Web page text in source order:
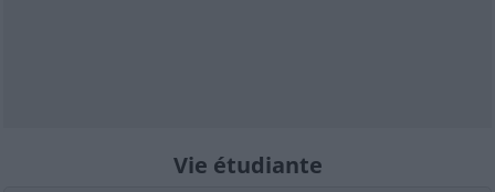
Vie étudiante